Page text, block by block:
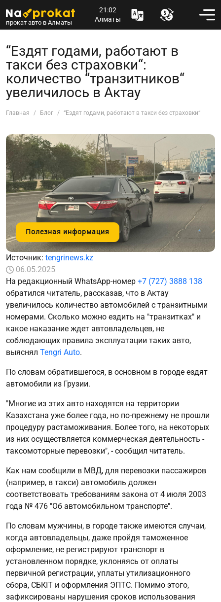
прокат авто в Алматы
21:02
Алматы
“Ездят годами, работают в
такси без страховки“:
количество “транзитников“
увеличилось в Актау
Главная Блог “Ездят годами, работают в такси без страховки“:
Полезная информация
Источник: tengrinews.kz
06.05.2025
На редакционный WhatsApp-номер +7 (727) 3888 138
обратился читатель, рассказав, что в Актау
увеличилось количество автомобилей с транзитными
номерами. Сколько можно ездить на "транзитках" и
какое наказание ждет автовладельцев, не
соблюдающих правила эксплуатации таких авто,
выяснял Tengri Auto.
По словам обратившегося, в основном в городе ездят
автомобили из Грузии.
"Многие из этих авто находятся на территории
Казахстана уже более года, но по-прежнему не прошли
процедуру растаможивания. Более того, на некоторых
из них осуществляется коммерческая деятельность -
таксомоторные перевозки", - сообщил читатель.
Как нам сообщили в МВД, для перевозки пассажиров
(например, в такси) автомобиль должен
соответствовать требованиям закона от 4 июля 2003
года № 476 "Об автомобильном транспорте".
По словам мужчины, в городе также имеются случаи,
когда автовладельцы, даже пройдя таможенное
оформление, не регистрируют транспорт в
установленном порядке, уклоняясь от оплаты
первичной регистрации, уплаты утилизационного
сбора, СБКІТ и оформления ЭПТС. Помимо этого,
зафиксированы нарушения сроков использования